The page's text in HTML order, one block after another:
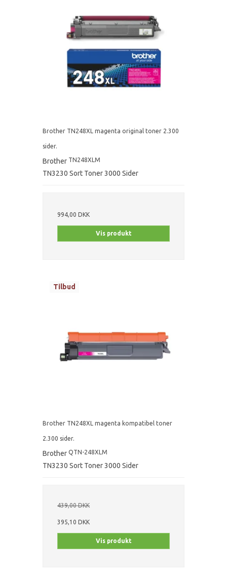
Brother TN248XL magenta original toner 2.300
sider.
Brother TN248XLM
TN3230 Sort Toner 3000 Sider
994,00 DKK
Vis produkt
Tilbud
Brother TN248XL magenta kompatibel toner
2.300 sider.
Brother QTN-248XLM
TN3230 Sort Toner 3000 Sider
439,00 DKK
395,10 DKK
Vis produkt